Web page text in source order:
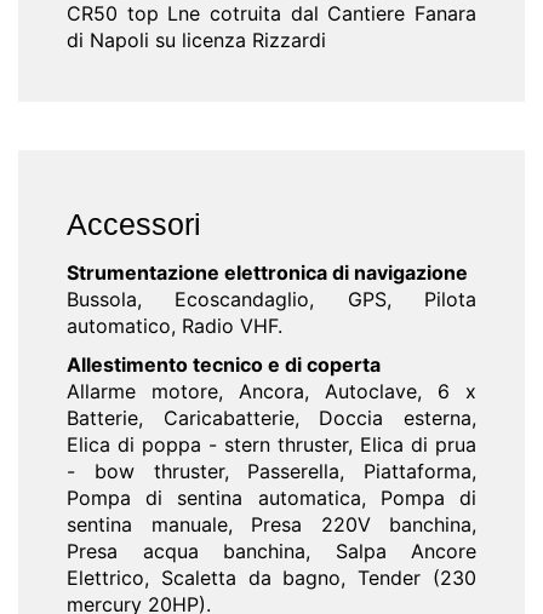
CR50 top Lne cotruita dal Cantiere Fanara
di Napoli su licenza Rizzardi
Accessori
Strumentazione elettronica di navigazione
Bussola, Ecoscandaglio, GPS, Pilota
automatico, Radio VHF.
Allestimento tecnico e di coperta
Allarme motore, Ancora, Autoclave, 6 x
Batterie, Caricabatterie, Doccia esterna,
Elica di poppa - stern thruster, Elica di prua
- bow thruster, Passerella, Piattaforma,
Pompa di sentina automatica, Pompa di
sentina manuale, Presa 220V banchina,
Presa acqua banchina, Salpa Ancore
Elettrico, Scaletta da bagno, Tender (230
mercury 20HP).